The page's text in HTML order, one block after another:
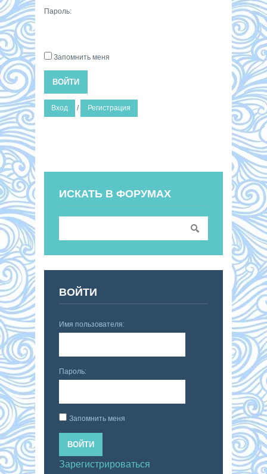
Пароль:
Запомнить меня
ВОЙТИ
Вход / Регистрация
ИСКАТЬ В ФОРУМАХ
ВОЙТИ
Имя пользователя:
Пароль:
Запомнить меня
ВОЙТИ
Зарегистрироваться